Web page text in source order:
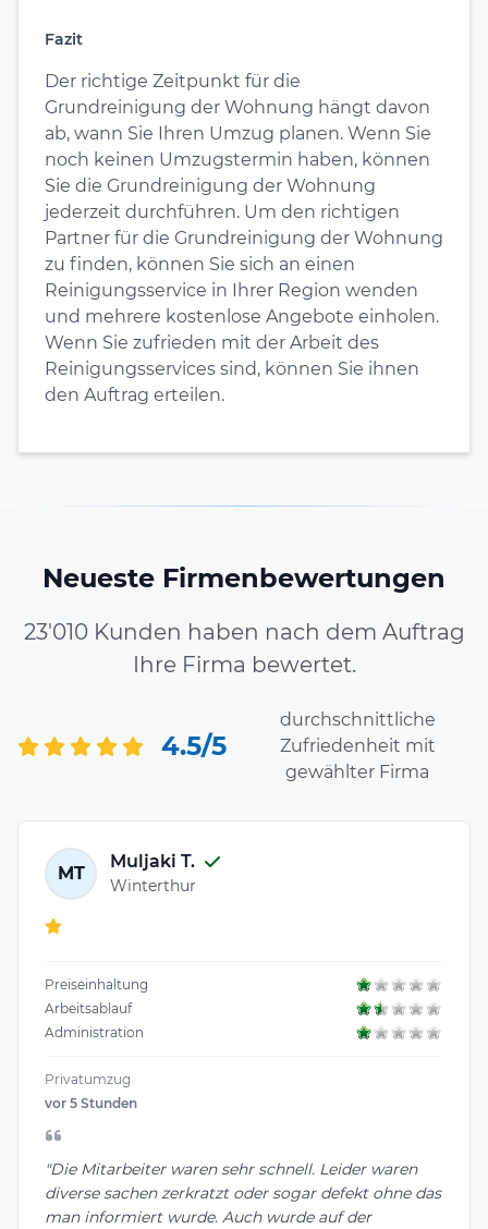
Fazit
Der richtige Zeitpunkt für die
Grundreinigung der Wohnung hängt davon
ab, wann Sie Ihren Umzug planen. Wenn Sie
noch keinen Umzugstermin haben, können
Sie die Grundreinigung der Wohnung
jederzeit durchführen. Um den richtigen
Partner für die Grundreinigung der Wohnung
zu finden, können Sie sich an einen
Reinigungsservice in Ihrer Region wenden
und mehrere kostenlose Angebote einholen.
Wenn Sie zufrieden mit der Arbeit des
Reinigungsservices sind, können Sie ihnen
den Auftrag erteilen.
Neueste Firmenbewertungen
23'010 Kunden haben nach dem Auftrag
Ihre Firma bewertet.
4.5/5
durchschnittliche
Zufriedenheit mit
gewählter Firma
MT
Muljaki T.
Winterthur
Preiseinhaltung
Arbeitsablauf
Administration
Privatumzug
vor 5 Stunden
"Die Mitarbeiter waren sehr schnell. Leider waren
diverse sachen zerkratzt oder sogar defekt ohne das
man informiert wurde. Auch wurde auf der